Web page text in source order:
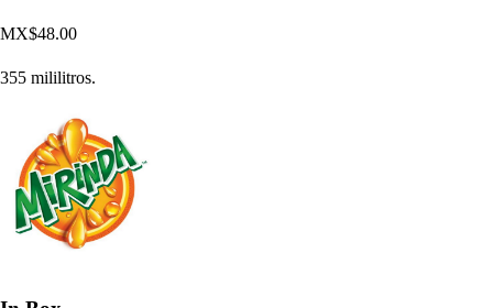
MX$48.00
355 mililitros.